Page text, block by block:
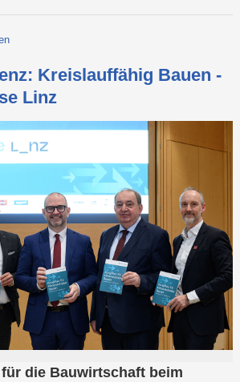
Kreislauffähig Bauen -
Linz
die Bauwirtschaft beim